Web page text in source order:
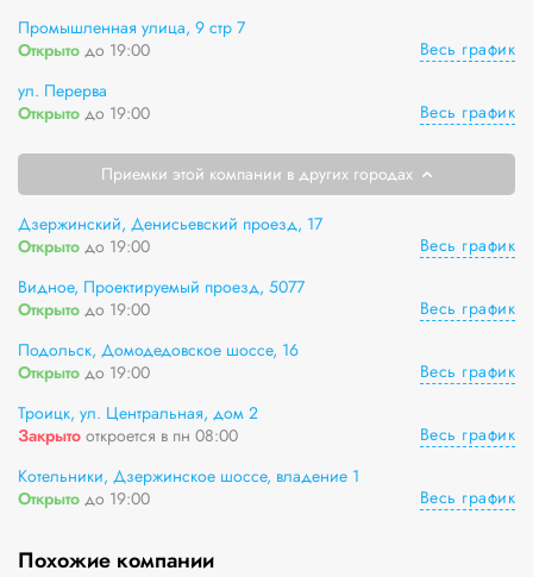
Промышленная улица, 9 стр 7
Открыто до 19:00
Весь график
ул. Перерва
Открыто до 19:00 Весь график
Приемки этой компании в других городах
Дзержинский, Денисьевский проезд, 17
Открыто до 19:00
Весь график
Видное, Проектируемый проезд, 5077
Открыто до 19:00
Весь график
Подольск, Домодедовское шоссе, 16
Открыто до 19:00
Весь график
Троицк, ул. Центральная, дом 2
Закрыто откроется в пн 08:00
Весь график
Котельники, Дзержинское шоссе, владение 1
Открыто до 19:00 Весь график
Похожие компании